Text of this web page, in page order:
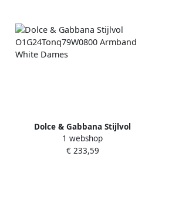
Dolce & Gabbana Stijlvol
O1G24Tonq79W0800 Armband
White Dames
1 webshop
€ 233,59